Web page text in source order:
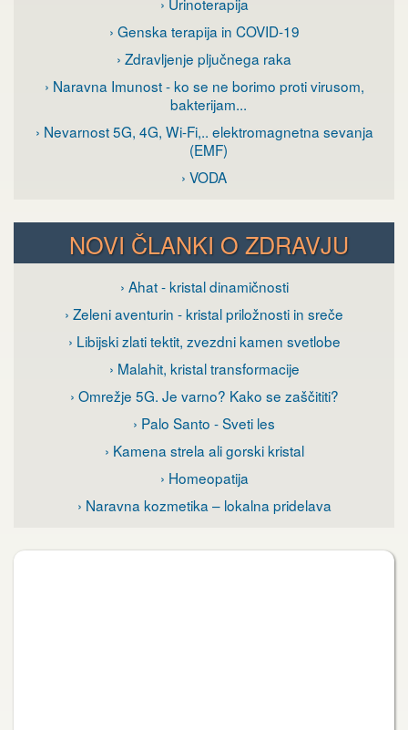
› Genska terapija in COVID-19
› Zdravljenje pljučnega raka
› Naravna Imunost - ko se ne borimo proti virusom,
bakterijam...
› Nevarnost 5G, 4G, Wi-Fi,.. elektromagnetna sevanja
(EMF)
› VODA
NOVI ČLANKI O ZDRAVJU
› Ahat - kristal dinamičnosti
› Zeleni aventurin - kristal priložnosti in sreče
› Libijski zlati tektit, zvezdni kamen svetlobe
› Malahit, kristal transformacije
› Omrežje 5G. Je varno? Kako se zaščititi?
› Palo Santo - Sveti les
› Kamena strela ali gorski kristal
› Homeopatija
› Naravna kozmetika – lokalna pridelava